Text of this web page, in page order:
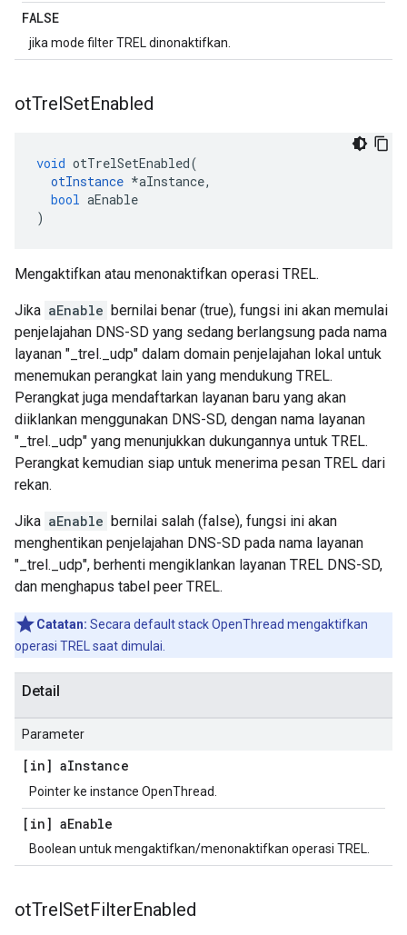
FALSE
jika mode filter TREL dinonaktifkan.
otTrelSetEnabled
void otTrelSetEnabled(
otInstance *aInstance,
bool aEnable
)
Mengaktifkan atau menonaktifkan operasi TREL.
Jika aEnable bernilai benar (true), fungsi ini akan memulai
penjelajahan DNS-SD yang sedang berlangsung pada nama
layanan "_trel._udp" dalam domain penjelajahan lokal untuk
menemukan perangkat lain yang mendukung TREL.
Perangkat juga mendaftarkan layanan baru yang akan
diiklankan menggunakan DNS-SD, dengan nama layanan
"_trel._udp" yang menunjukkan dukungannya untuk TREL.
Perangkat kemudian siap untuk menerima pesan TREL dari
rekan.
Jika aEnable bernilai salah (false), fungsi ini akan
menghentikan penjelajahan DNS-SD pada nama layanan
"_trel._udp", berhenti mengiklankan layanan TREL DNS-SD,
dan menghapus tabel peer TREL.
Catatan: Secara default stack OpenThread mengaktifkan
operasi TREL saat dimulai.
Detail
Parameter
[in] aInstance
Pointer ke instance OpenThread.
[in] aEnable
Boolean untuk mengaktifkan/menonaktifkan operasi TREL.
otTrelSetFilterEnabled